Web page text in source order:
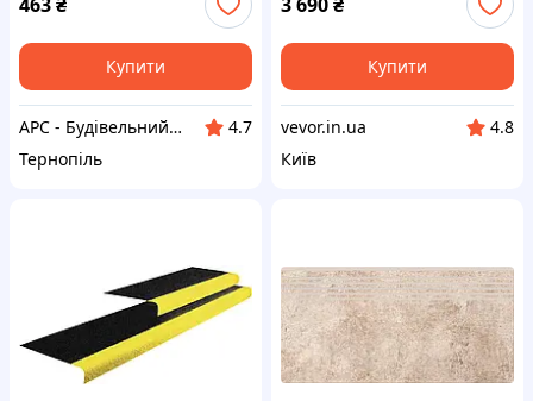
Купити
АРС - Будівельний інтернет-гіпермаркет
4.7
Тернопіль
Купити
vevor.in.ua
4.8
Київ